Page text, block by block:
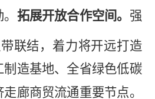
拓展开放合作空间。 强
联结，着力将开远打造
造基地、全省绿色低碳
廊商贸流通重要节点。